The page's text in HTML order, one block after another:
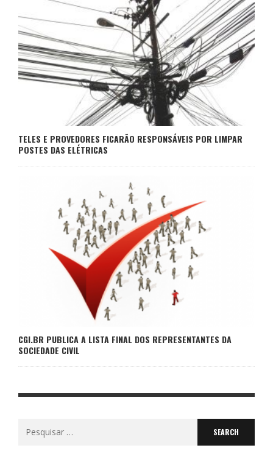
TELES E PROVEDORES FICARÃO RESPONSÁVEIS POR LIMPAR
POSTES DAS ELÉTRICAS
CGI.BR PUBLICA A LISTA FINAL DOS REPRESENTANTES DA
SOCIEDADE CIVIL